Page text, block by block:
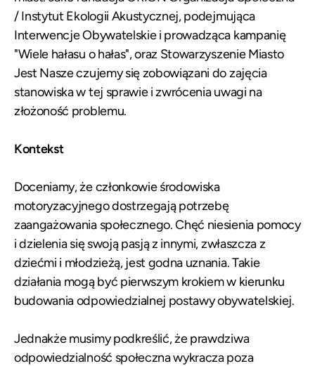
/ Instytut Ekologii Akustycznej, podejmująca
Interwencje Obywatelskie i prowadząca kampanię
"Wiele hałasu o hałas", oraz Stowarzyszenie Miasto
Jest Nasze czujemy się zobowiązani do zajęcia
stanowiska w tej sprawie i zwrócenia uwagi na
złożoność problemu.
Kontekst
Doceniamy, że członkowie środowiska
motoryzacyjnego dostrzegają potrzebę
zaangażowania społecznego. Chęć niesienia pomocy
i dzielenia się swoją pasją z innymi, zwłaszcza z
dziećmi i młodzieżą, jest godna uznania. Takie
działania mogą być pierwszym krokiem w kierunku
budowania odpowiedzialnej postawy obywatelskiej.
Jednakże musimy podkreślić, że prawdziwa
odpowiedzialność społeczna wykracza poza